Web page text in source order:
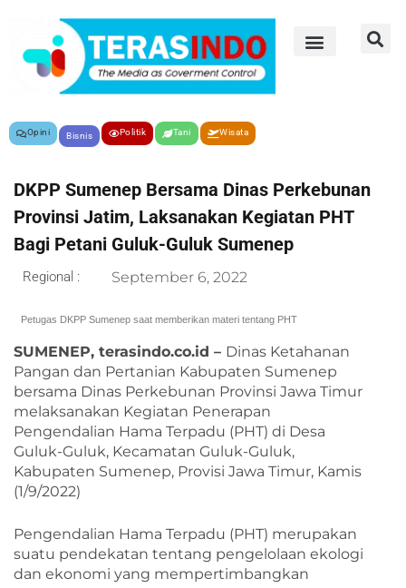
Opini Bisnis Politik Tani Wisata
DKPP Sumenep Bersama Dinas Perkebunan
Provinsi Jatim, Laksanakan Kegiatan PHT
Bagi Petani Guluk-Guluk Sumenep
Regional : September 6, 2022
Petugas DKPP Sumenep saat memberikan materi tentang PHT
SUMENEP, terasindo.co.id – Dinas Ketahanan
Pangan dan Pertanian Kabupaten Sumenep
bersama Dinas Perkebunan Provinsi Jawa Timur
melaksanakan Kegiatan Penerapan
Pengendalian Hama Terpadu (PHT) di Desa
Guluk-Guluk, Kecamatan Guluk-Guluk,
Kabupaten Sumenep, Provisi Jawa Timur, Kamis
(1/9/2022)
Pengendalian Hama Terpadu (PHT) merupakan
suatu pendekatan tentang pengelolaan ekologi
dan ekonomi yang mempertimbangkan